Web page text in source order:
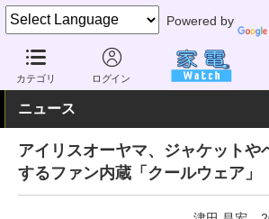
Powered by
カテゴリ ログイン
家電 Watch 空調家電 扇風機 その他
ニュース
アイリスオーヤマ、ジャケットや
するファン内蔵「クールウェア」